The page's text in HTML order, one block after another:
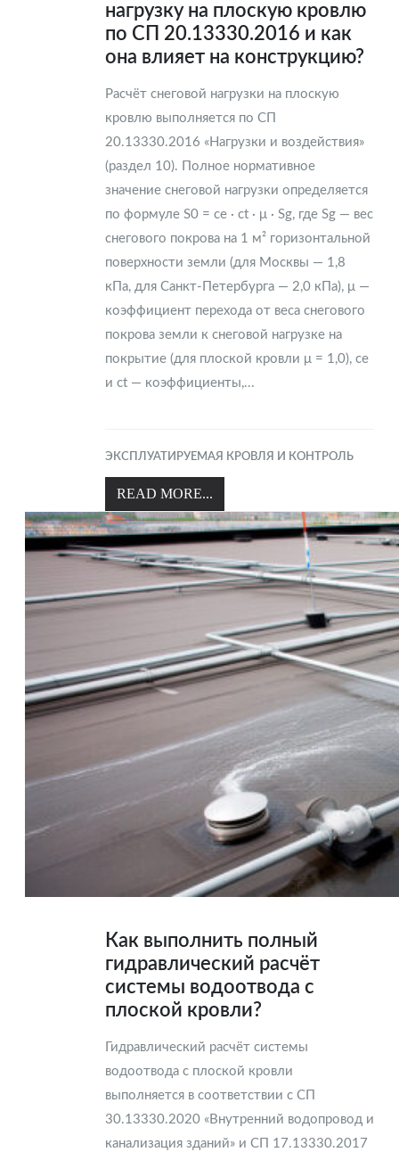
нагрузку на плоскую кровлю
по СП 20.13330.2016 и как
она влияет на конструкцию?
Расчёт снеговой нагрузки на плоскую
кровлю выполняется по СП
20.13330.2016 «Нагрузки и воздействия»
(раздел 10). Полное нормативное
значение снеговой нагрузки определяется
по формуле S0 = ce · ct · μ · Sg, где Sg — вес
снегового покрова на 1 м² горизонтальной
поверхности земли (для Москвы — 1,8
кПа, для Санкт-Петербурга — 2,0 кПа), μ —
коэффициент перехода от веса снегового
покрова земли к снеговой нагрузке на
покрытие (для плоской кровли μ = 1,0), ce
и ct — коэффициенты,...
ЭКСПЛУАТИРУЕМАЯ КРОВЛЯ И КОНТРОЛЬ
READ MORE...
Как выполнить полный
гидравлический расчёт
системы водоотвода с
плоской кровли?
Гидравлический расчёт системы
водоотвода с плоской кровли
выполняется в соответствии с СП
30.13330.2020 «Внутренний водопровод и
канализация зданий» и СП 17.13330.2017